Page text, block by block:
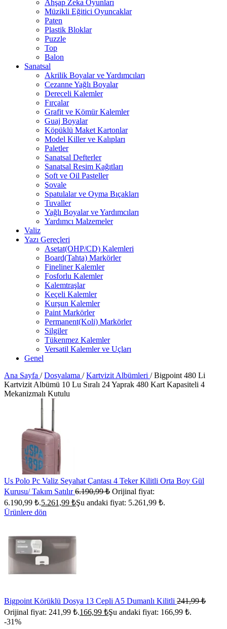
Ahşap Zeka Oyunları
Müzikli Eğitici Oyuncaklar
Paten
Plastik Bloklar
Puzzle
Top
Balon
Sanatsal
Akrilik Boyalar ve Yardımcıları
Cezanne Yağlı Boyalar
Dereceli Kalemler
Fırçalar
Grafit ve Kömür Kalemler
Guaj Boyalar
Köpüklü Maket Kartonlar
Model Killer ve Kalıpları
Paletler
Sanatsal Defterler
Sanatsal Resim Kağıtları
Soft ve Oil Pasteller
Şovale
Spatulalar ve Oyma Bıçakları
Tuvaller
Yağlı Boyalar ve Yardımcıları
Yardımcı Malzemeler
Valiz
Yazı Gereçleri
Asetat(OHP/CD) Kalemleri
Board(Tahta) Markörler
Fineliner Kalemler
Fosforlu Kalemler
Kalemtraşlar
Keçeli Kalemler
Kurşun Kalemler
Paint Markörler
Permanent(Koli) Markörler
Silgiler
Tükenmez Kalemler
Versatil Kalemler ve Uçları
Genel
Ana Sayfa / Dosyalama / Kartvizit Albümleri / Bigpoint 480 Li
Kartvizit Albümü 10 Lu Sıralı 24 Yaprak 480 Kart Kapasiteli 4
Mekanizmalı Kutulu
Us Polo Pc Valiz Seyahat Çantası 4 Teker Kilitli Orta Boy Gül
Kurusu/ Takım Satılır6.190,99₺ Orijinal fiyat:
6.190,99 ₺.5.261,99 ₺Şu andaki fiyat: 5.261,99 ₺.
Ürünlere dön
Bigpoint Körüklü Dosya 13 Cepli A5 Dumanlı Kilitli 241,99₺
Orijinal fiyat: 241,99 ₺.166,99 ₺Şu andaki fiyat: 166,99 ₺.
-31%